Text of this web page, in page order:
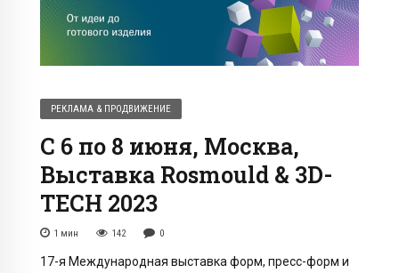
РЕКЛАМА & ПРОДВИЖЕНИЕ
С 6 по 8 июня, Москва,
Выставка Rosmould & 3D-
TECH 2023
1 мин 142 0
17-я Международная выставка форм, пресс-форм и